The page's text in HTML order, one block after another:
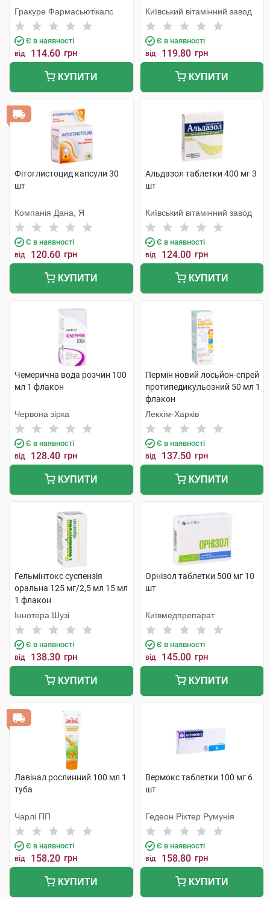
Гракуре Фармасьютікалс
Є в наявності
від 114.60 грн
КУПИТИ
Київський вітамінний завод
Є в наявності
від 119.80 грн
КУПИТИ
Фітоглистоцид капсули 30
шт
Компанія Дана, Я
Є в наявності
від 120.60 грн
КУПИТИ
Альдазол таблетки 400 мг 3
шт
Київський вітамінний завод
Є в наявності
від 124.00 грн
КУПИТИ
Чемерична вода розчин 100
мл 1 флакон
Червона зірка
Є в наявності
від 128.40 грн
КУПИТИ
Пермін новий лосьйон-спрей
протипедикульозний 50 мл 1
флакон
Лекхім-Харків
Є в наявності
від 137.50 грн
КУПИТИ
Гельмінтокс суспензія
оральна 125 мг/2,5 мл 15 мл
1 флакон
Іннотера Шузі
Є в наявності
від 138.30 грн
КУПИТИ
Орнізол таблетки 500 мг 10
шт
Київмедпрепарат
Є в наявності
від 145.00 грн
КУПИТИ
Лавінал рослинний 100 мл 1
туба
Чарлі ПП
Є в наявності
від 158.20 грн
КУПИТИ
Вермокс таблетки 100 мг 6
шт
Гедеон Ріхтер Румунія
Є в наявності
від 158.80 грн
КУПИТИ